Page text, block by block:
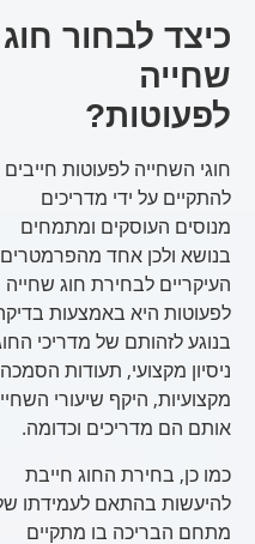
כיצד לבחור חוג
שחייה
לפעוטות?
חוגי השחייה לפעוטות חייבים
להתקיים על ידי מדריכים
מנוסים העוסקים ומתמחים
בנושא ולכן אחד מהפרמטרים
העיקריים לבחירת חוג שחייה
לפעוטות היא באמצעות בדיקה
בנוגע לזהותם של מדריכי החוג:
ניסיון מקצועי, תעודות הסמכה
מקצועיות, היקף שיעורי השחייה
אותם הם מדריכים וכדומה.
כמו כן, בחירת החוג חייבת
להיעשות בהתאם לעמידתו של
מתחם הבריכה בו מתקיים